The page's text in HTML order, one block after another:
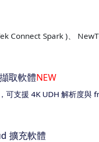
Connect Spark )、
取軟體NEW
可支援 4K UDH 解析度
擴充軟體